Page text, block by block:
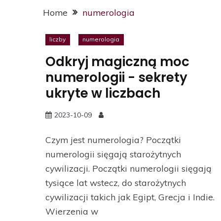
Home numerologia
liczby numerologia
Odkryj magiczną moc
numerologii - sekrety
ukryte w liczbach
2023-10-09
Czym jest numerologia? Początki
numerologii sięgają starożytnych
cywilizacji. Początki numerologii sięgają
tysiące lat wstecz, do starożytnych
cywilizacji takich jak Egipt, Grecja i Indie.
Wierzenia w